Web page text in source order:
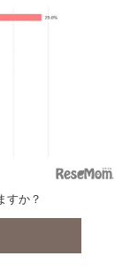
すか？